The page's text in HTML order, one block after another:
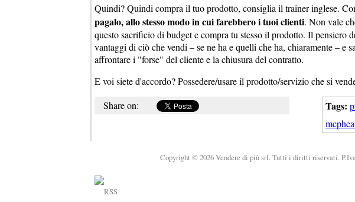
Quindi? Quindi compra il tuo prodotto, consiglia il trainer inglese.
pagalo, allo stesso modo in cui farebbero i tuoi clienti. Non vale
questo sacrificio di budget e compra tu stesso il prodotto. Il pensiero
vantaggi di ciò che vendi – se ne ha e quelli che ha, chiaramente – e
affrontare i "forse" del cliente e la chiusura del contratto.
E voi siete d'accordo? Possedere/usare il prodotto/servizio che si
Tags:
Share on:
Copyright © 2026 Vendere di più srl. Tutti i diritti riservati.